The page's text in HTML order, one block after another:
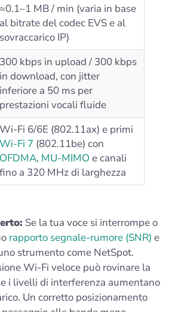
≈0.1–1 MB / min (varia in base
al bitrate del codec EVS e al
sovraccarico IP)
300 kbps in upload / 300 kbps
in download, con jitter
inferiore a 50 ms per
prestazioni vocali fluide
Wi-Fi 6/6E (802.11ax) e primi
Wi-Fi 7 (802.11be) con
OFDMA, MU-MIMO e canali
fino a 320 MHz di larghezza
Se la tua voce si interrompe o
rapporto segnale-rumore (SNR) e
strumento come NetSpot.
Wi-Fi veloce può rovinare la
i livelli di interferenza aumentano
Un corretto posizionamento